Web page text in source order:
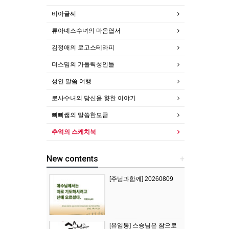
비아글씨
류아녜스수녀의 마음엽서
김정애의 로고스테라피
더스밈의 가톨릭성인들
성인 말씀 여행
로사수녀의 당신을 향한 이야기
삐삐쌤의 말씀한모금
추억의 스케치북
+
New contents
[주님과함께] 20260809
[유임봉] 스승님은 참으로